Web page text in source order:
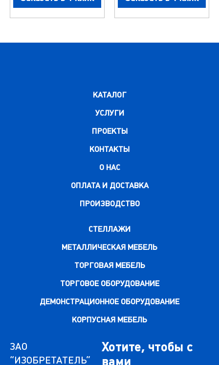
КАТАЛОГ
УСЛУГИ
ПРОЕКТЫ
КОНТАКТЫ
О НАС
ОПЛАТА И ДОСТАВКА
ПРОИЗВОДСТВО
СТЕЛЛАЖИ
МЕТАЛЛИЧЕСКАЯ МЕБЕЛЬ
ТОРГОВАЯ МЕБЕЛЬ
ТОРГОВОЕ ОБОРУДОВАНИЕ
ДЕМОНСТРАЦИОННОЕ ОБОРУДОВАНИЕ
КОРПУСНАЯ МЕБЕЛЬ
ЗАО
“ИЗОБРЕТАТЕЛЬ”
Хотите, чтобы с
вами